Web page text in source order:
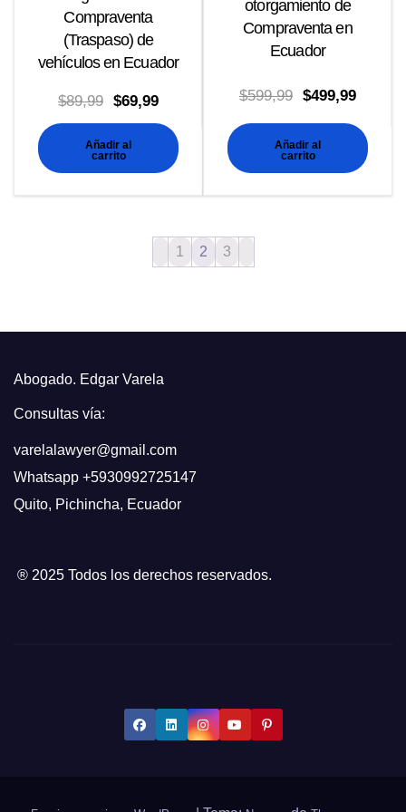
Compraventa
(Traspaso) de
vehículos en Ecuador
$89,99 El
precio
original
$69,99El
precio
actual
Añadir al
carrito
otorgamiento de
Compraventa en
Ecuador
$599,99 El
precio
original
era:
$499,99El
precio
actual
es:
Añadir al
carrito
1 2 3
Abogado. Edgar Varela
Consultas vía:
varelalawyer@gmail.com
Whatsapp +5930992725147
Quito, Pichincha, Ecuador
® 2025 Todos los derechos reservados.